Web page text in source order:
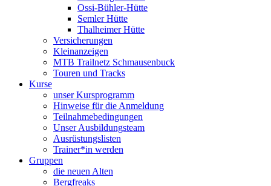
Ossi-Bühler-Hütte
Semler Hütte
Thalheimer Hütte
Versicherungen
Kleinanzeigen
MTB Trailnetz Schmausenbuck
Touren und Tracks
Kurse
unser Kursprogramm
Hinweise für die Anmeldung
Teilnahmebedingungen
Unser Ausbildungsteam
Ausrüstungslisten
Trainer*in werden
Gruppen
die neuen Alten
Bergfreaks